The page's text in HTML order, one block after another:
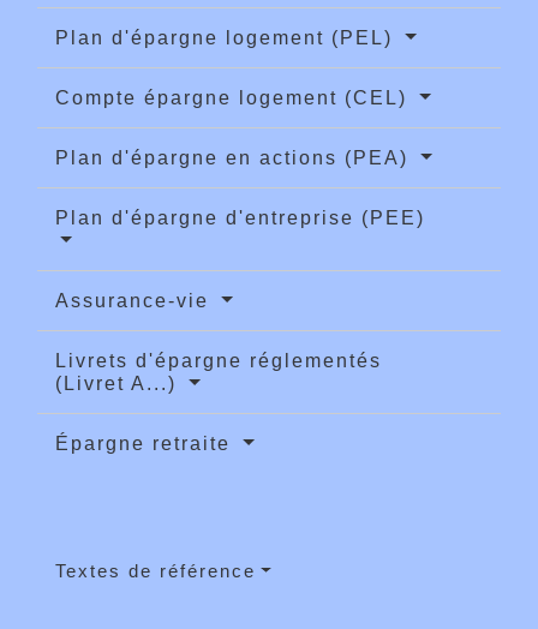
Plan d'épargne logement (PEL)
Compte épargne logement (CEL)
Plan d'épargne en actions (PEA)
Plan d'épargne d'entreprise (PEE)
Assurance-vie
Livrets d'épargne réglementés
(Livret A...)
Épargne retraite
Textes de référence